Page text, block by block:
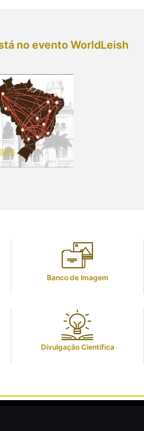
no evento WorldLeish
Banco de Imagem
Divulgação Científica